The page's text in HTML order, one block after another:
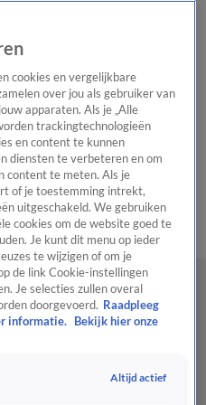
Het beste van Hart
Tip de
Tip de redactiePanelVideo's
cookies en vergelijkbare
over jou als gebruiker van
apparaten. Als je „Alle
trackingtechnologieën
en content te kunnen
diensten te verbeteren en om
content te meten. Als je
of je toestemming intrekt,
uitgeschakeld. We gebruiken
cookies om de website goed te
Je kunt dit menu op ieder
te wijzigen of om je
de link Cookie-instellingen
Je selecties zullen overal
doorgevoerd. Raadpleeg
informatie.
Bekijk hier onze
Altijd actief